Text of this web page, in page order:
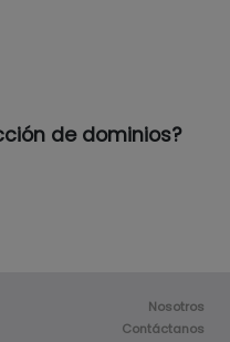
de dominios?
Nosotros
Contáctanos